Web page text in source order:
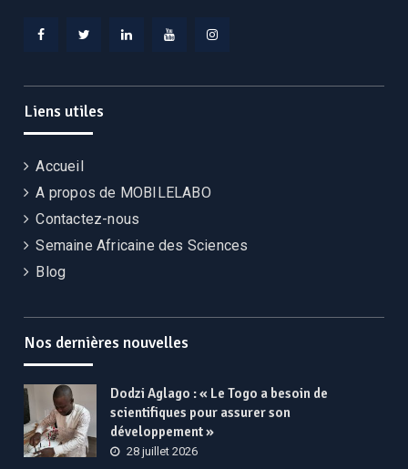
Liens utiles
Accueil
A propos de MOBILELABO
Contactez-nous
Semaine Africaine des Sciences
Blog
Nos dernières nouvelles
Dodzi Aglago : « Le Togo a besoin de
scientifiques pour assurer son
développement »
28 juillet 2026